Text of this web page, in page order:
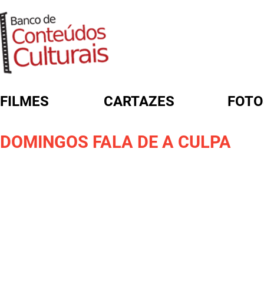
FILMES CARTAZES
DOMINGOS FALA DE A CULPA
FORMULÁRIO DE BUSCA